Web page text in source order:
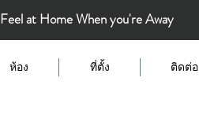
Feel at Home When you're Away
ห้อง ที่ตั้ง ติดต่อ